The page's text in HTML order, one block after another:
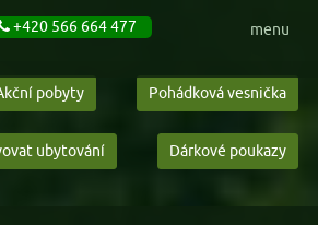
menu
+420 566 664 477
Pohádková vesnička
pobyty
Dárkové poukazy
ubytování